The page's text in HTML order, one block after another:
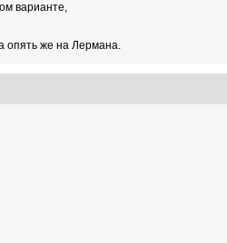
варианте,
опять же на Лермана.